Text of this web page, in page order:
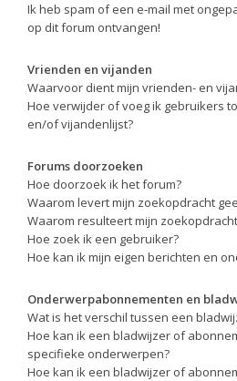
Ik heb spam of een e-mail met
op dit forum ontvangen!
Vrienden en vijanden
Waarvoor dient mijn vrienden- en
Hoe verwijder of voeg ik gebruikers
en/of vijandenlijst?
Forums doorzoeken
Hoe doorzoek ik het forum?
Waarom levert mijn zoekopdracht
Waarom resulteert mijn
Hoe zoek ik een gebruiker?
Hoe kan ik mijn eigen berichten en
Onderwerpabonnementen en
Wat is het verschil tussen een
Hoe kan ik een bladwijzer of
specifieke onderwerpen?
Hoe kan ik een bladwijzer of